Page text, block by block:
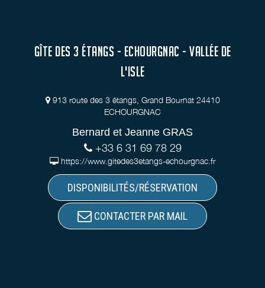
GÎTE DES 3 ÉTANGS - ECHOURGNAC - VALLÉE DE
L'ISLE
913 route des 3 étangs, Grand Bournat 24410
ECHOURGNAC
Bernard et Jeanne GRAS
+33 6 31 69 78 29
https://www.gitedes3etangs-echourgnac.fr
DISPONIBILITÉS/RÉSERVATION
CONTACTER PAR MAIL